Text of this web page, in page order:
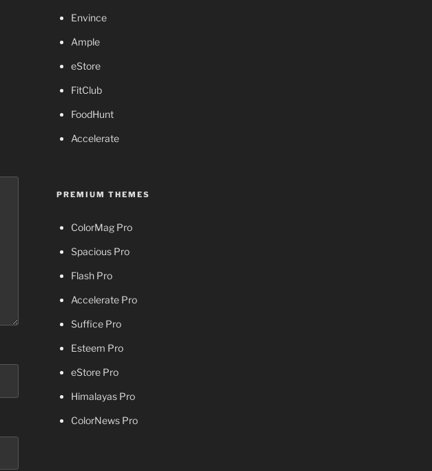
Envince
Ample
eStore
FitClub
FoodHunt
Accelerate
PREMIUM THEMES
ColorMag Pro
Spacious Pro
Flash Pro
Accelerate Pro
Suffice Pro
Esteem Pro
eStore Pro
Himalayas Pro
ColorNews Pro